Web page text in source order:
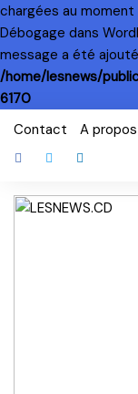
chargées au moment
Débogage dans
message a été
/home/lesnews/
6170
Skip
content
Contact A propos